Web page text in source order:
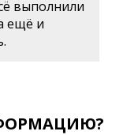
выполнили
ещё и